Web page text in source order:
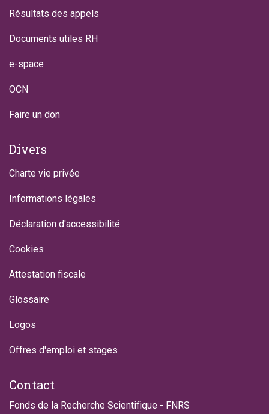
Résultats des appels
Documents utiles RH
e-space
OCN
Faire un don
Divers
Charte vie privée
Informations légales
Déclaration d'accessibilité
Cookies
Attestation fiscale
Glossaire
Logos
Offres d'emploi et stages
Contact
Fonds de la Recherche Scientifique - FNRS